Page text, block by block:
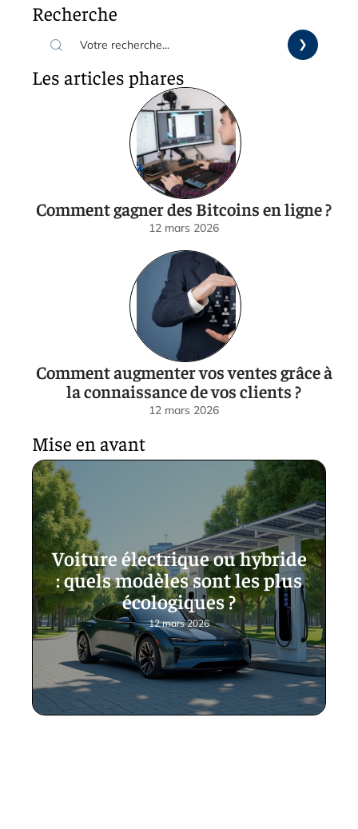
Recherche
Les articles phares
Comment gagner des Bitcoins en ligne ?
12 mars 2026
Comment augmenter vos ventes grâce à
la connaissance de vos clients ?
12 mars 2026
Mise en avant
Voiture électrique ou hybride
: quels modèles sont les plus
écologiques ?
12 mars 2026